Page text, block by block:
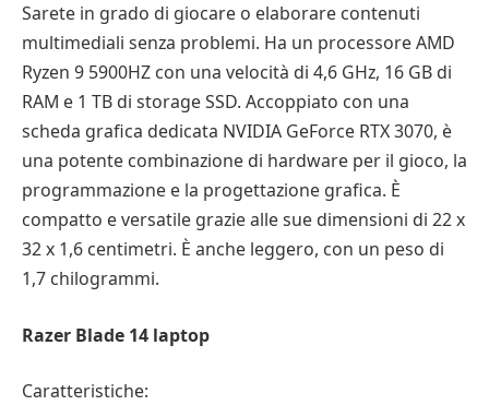
Sarete in grado di giocare o elaborare contenuti
multimediali senza problemi. Ha un processore AMD
Ryzen 9 5900HZ con una velocità di 4,6 GHz, 16 GB di
RAM e 1 TB di storage SSD. Accoppiato con una
scheda grafica dedicata NVIDIA GeForce RTX 3070, è
una potente combinazione di hardware per il gioco, la
programmazione e la progettazione grafica. È
compatto e versatile grazie alle sue dimensioni di 22 x
32 x 1,6 centimetri. È anche leggero, con un peso di
1,7 chilogrammi.
Razer Blade 14 laptop
Caratteristiche: